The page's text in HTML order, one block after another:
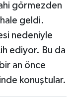
görmezden
hale geldi.
nedeniyle
ediyor. Bu da
an önce
konuştular.